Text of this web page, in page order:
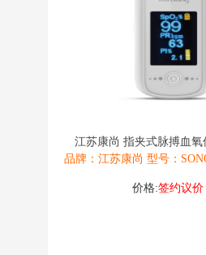
品牌：江苏康尚 型号：
价格:签约议价